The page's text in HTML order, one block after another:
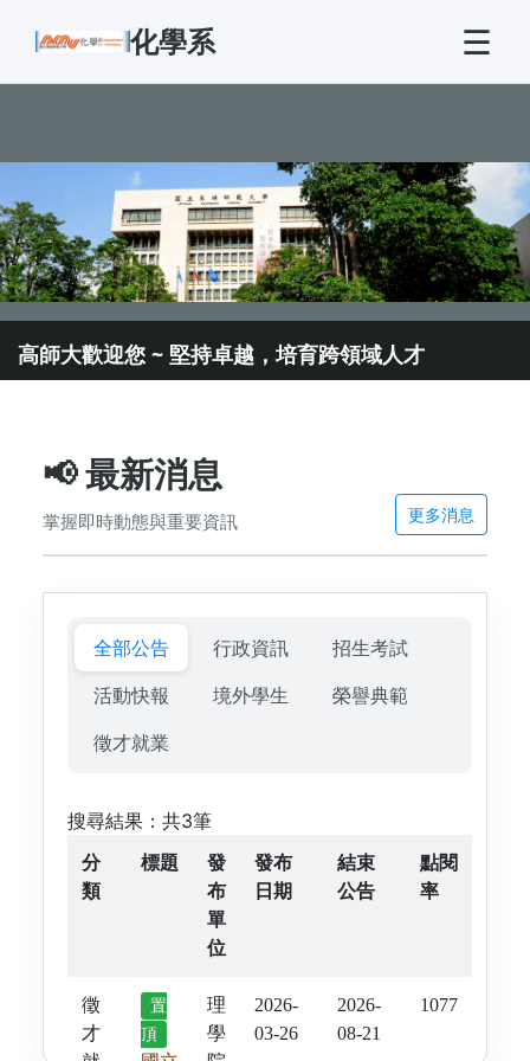
化學系 ☰
高師大歡迎您 ~ 堅持卓越，培育跨領域人才
📢最新消息
掌握即時動態與重要資訊 更多消息